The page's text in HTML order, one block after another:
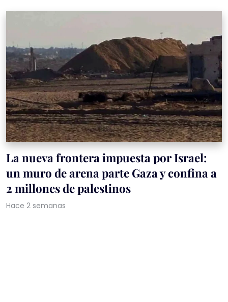
La nueva frontera impuesta por Israel:
un muro de arena parte Gaza y confina a
2 millones de palestinos
Hace 2 semanas